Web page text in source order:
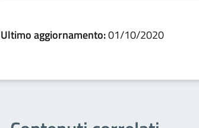
Ultimo aggiornamento:01/10/2020